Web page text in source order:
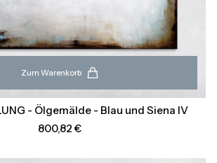
Zum Warenkorb
- Ölgemälde - Blau und Siena IV
Preis
800,82 €